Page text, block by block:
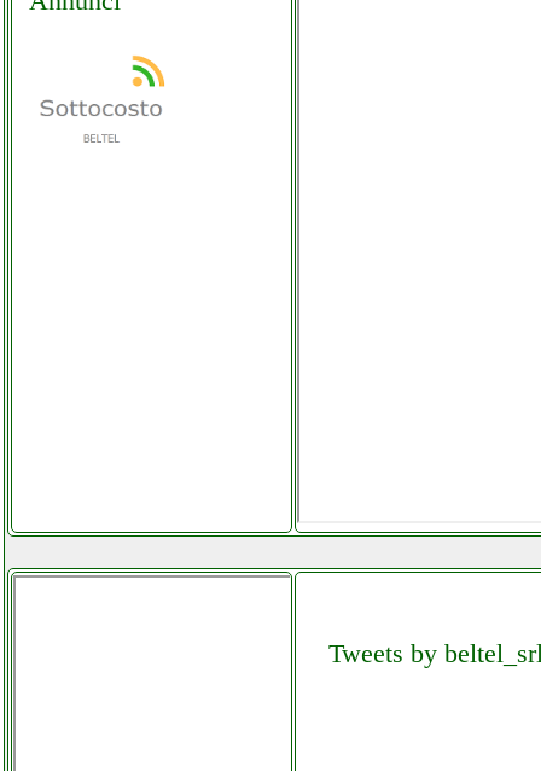
Tweets by